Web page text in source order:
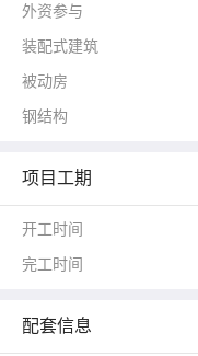
外资参与
装配式建筑
被动房
钢结构
项目工期
开工时间
完工时间
配套信息